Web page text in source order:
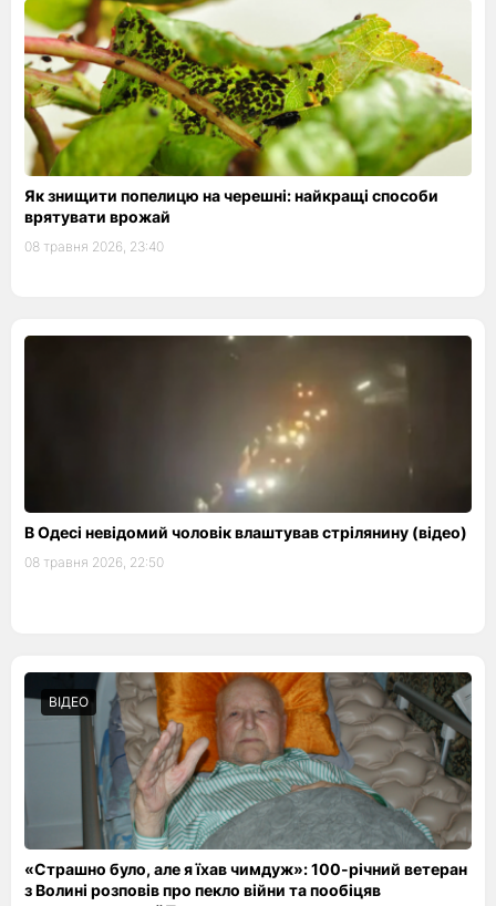
Як знищити попелицю на черешні: найкращі способи
врятувати врожай
08 травня 2026, 23:40
В Одесі невідомий чоловік влаштував стрілянину (відео)
08 травня 2026, 22:50
ВІДЕО
«Страшно було, але я їхав чимдуж»: 100-річний ветеран
з Волині розповів про пекло війни та пообіцяв